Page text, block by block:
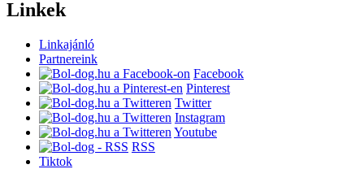
Linkek
Linkajánló
Partnereink
Facebook
Pinterest
Twitter
Instagram
Youtube
RSS
Tiktok